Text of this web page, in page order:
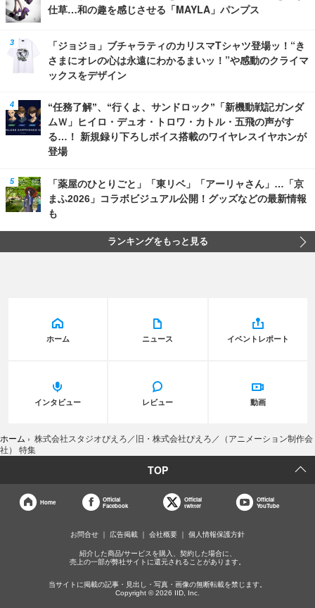
仕草…和の趣を感じさせる「MAYLA」パンプス
「ジョジョ」ブチャラティのカリスマTシャツ登場ッ！“き
さまにオレの心は永遠にわかるまいッ！”や感動のクライマ
ックスをデザイン
“任務了解”、“行くよ、サンドロック”「新機動戦記ガンダ
ムＷ」ヒイロ・デュオ・トロワ・カトル・五飛の声がす
る…！ 新規録り下ろしボイス搭載のワイヤレスイヤホンが
登場
「薬屋のひとりごと」「東リベ」「アーリャさん」…「京
まふ2026」コラボビジュアル公開！グッズなどの最新情報
も
ランキングをもっと見る
ホーム ニュース イベントレポート
インタビュー レビュー 動画
ホーム › 株式会社スタジオぴえろ／旧・株式会社ぴえろ／（アニメーション制作会
社） 特集
TOP
Home
Official
Facebook
Official
twitter
Official
YouTube
お問合せ 広告掲載 会社概要 個人情報保護方針
紹介した商品/サービスを購入、契約した場合に、
売上の一部が弊社サイトに還元されることがあります。
当サイトに掲載の記事・見出し・写真・画像の無断転載を禁じます。
Copyright © 2026 IID, Inc.